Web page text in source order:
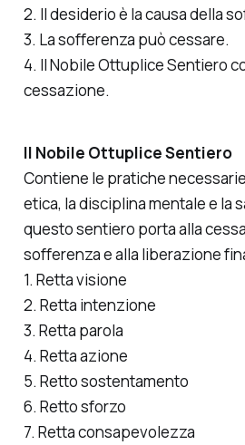
2. Il desiderio è la causa della
3. La sofferenza può cessare.
4. Il Nobile Ottuplice Sentiero
cessazione.
Il Nobile Ottuplice Sentiero
Contiene le pratiche
etica, la disciplina mentale e la
questo sentiero porta alla
sofferenza e alla liberazione
1. Retta visione
2. Retta intenzione
3. Retta parola
4. Retta azione
5. Retto sostentamento
6. Retto sforzo
7. Retta consapevolezza